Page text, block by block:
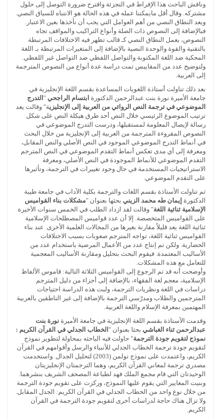
وناقش الباحث هذا الإفراط في التجزئة واقترح ضرورة التوصل إلى حلول
مشتركه. وقال أقل مايمكننا عمله في هذه الحالة هو الانتباه للسياق النصي.
ويعد النطاق النصي من أهم العوامل التي يجب أن نأخذها بعين الاعتبار.
فبالإضافة إلى النصوص ذات الصلة وأنواع التراكيب والمواقف تجاه
النصوص، يعمل النطاق النصي كـ قالب تظهر فيه الاختلافات المرتبطة
بالتقنية والقوة والوحدة النصية بالإضافة إلى المتغيرات المرتبطة بـ اللغة
المحكية ضد اللغة المكتوبة والتواصل اللفظي ضد التواصل غير اللفظي.
ولتوضيح عدد من المقاييس تمت دراسة عدة أنواع من النصوص المترجمة
إلى العربية.
بعد ذلك تناولت أستاذة اللغويات المساعدة بقسم اللغة الإنجليزية في
جامعة الأميرة نورة بنت عبدالرحمن الدكتورة ابتسام الراجحي " التدرج
الموضوعي في ترجمة النص الروائي من العربية إلى الإنجليزية" وقالت يعد
ترتيب الموضوع الرئيسي خلال النص أحد طرق هيكلة النص على شكل
رسالة لإيصال المعلومة لمستقبلها، ودرست التدرج الموضوعي في
النصوص المقروءة المترجمة من العربية إلى الإنجليزية من خلال البحث
في أنماط التدرج الموضوعي الموجود في النص الأصلي والنص المقابل،
ومعرفة إلى أي مدى تعكس أنماط التقدم الموضوعي في النص المترجم
التقدم الموضوعي للأنماط الموجودة في النص الأصلي، ومعرفة
الاستراتيجيات المستخدمة في حال وجود تغييرات في الترجمة، وتأثيرها
على التقدم الموضوعي.
ثم تناولت الأستاذة بقسم اللغات والترجمة بكلية الآداب في جامعة طيبة
الدكتورة إيمان طه محمد الزيني بحثها بعنوان "مشكلات بناء القواميس
الإسلامية ثنائية اللغة" وقالت لقد ازداد الطلب في الخمس سنوات الأخيرة
على القواميس المتخصصة. إلا أن عدد قواميس المصطلحات الإسلامية
ثنائية اللغة يعد قليلاً مقارنة بغيرها من المجالات العلمية الأخرى. عند بناء
القواميس ثنائية اللغة، تواجه المترجم صعوبات بسبب الاختلافات
الحضارية. ولكن تم إنتاج عدد من الأعمال المرضية باستخدام عدد من
الأساليب المعتمدة. فيقوم البحث بتحليل ومقارنة الأساليب المعجمية
للتعامل مع هذه المشكلات.
وأوضحت أنه قد تم الرجوع إلى القواميس الثلاثة التالية: قاموس الألفاظ
الإسلامية، معجم لغة الفقهاء، بالإضافة إلى أجزاء من دليل المترجم
دراسات في اللغة ونظريات الترجمة، ولبت هذه الدراسة احتياجات
المترجمين والطلاب ومدرّسي الترجمة بالإضافة إلى غير الناطقين بالعربية
المهتمين بمعرفة الإسلام واللغة العربية.
وقدمت الأستاذة بقسم اللغة الإنجليزية في جامعة الأميرة نورة بنت
عبدالرحمن ثناء الغباشي بحثا بعنوان " الخطاب الجدلي في القرآن الكريم :
نموذج لتقويم جودة الترجمة" حاولت فيه الباحثه بمحاولة لتطوير نموذج
لتقويم جودة ترجمة الخطاب الجدلي للأنبياء والرسل وأقوامهم في القرآن
الكريم، واعتمدت على نموذج تولمن (2003) لتحليل الجدال. واستخدمت
مصدري ترجمة لمعاني القرآن الكريم، وهما الترجمتان الإنجليزيتان
الوحيدتان التي قام مجمع الملك فهد لطباعة المصحف الشريف بنشرهما.
وبنيت المعايير التي يقوم عليها النموذج، وركزت على تقويم جودة الترجمة
من خلال نوع واحد من الخطاب الجدلي في القرآن الكريم: الجدل المقابل.
ولا تزال هناك حاجة لدراسات أخرى لتقويم جودة الترجمة في القرآن
الكريم.